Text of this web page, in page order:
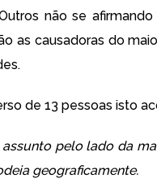
não se
as causadoras do
de 13 pessoas isto
pelo lado da
geograficamente.